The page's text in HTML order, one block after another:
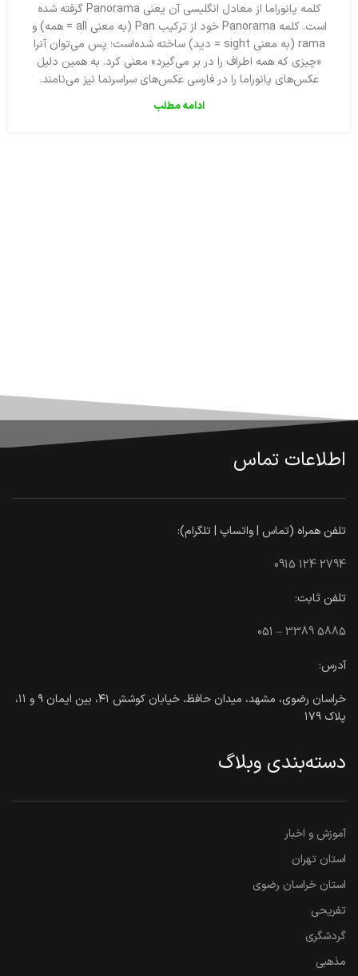
کلمه پانوراما از معادل انگلیسی آن یعنی Panorama گرفته شده‌
است. کلمه Panorama خود از ترکیب Pan (به معنی all = همه) و
rama (به معنی sight = دید) ساخته شده‌است؛ پس می‌توان آنرا
«چیزی که همه اطراف را در بر می‌گیرد» معنی کرد. به همین دلیل
عکس‌های پانوراما را در فارسی عکس‌های سراسرنما نیز می‌نامند.
ادامه مطلب
اطلاعات تماس
تلفن همراه (تماس | واتساپ | تلگرام):
0915 124 2794
تلفن ثابت:
051 – 3389 5885
آدرس:
خراسان رضوی، مشهد، میدان حافظ، خیابان کوشش ۴۱، بین ایمان ۹ و ۱۱،
پلاک ۱۷۹
دسته‌بندی وبلاگ
آموزش و اخبار
استان تهران
استان خراسان رضوی
تفریحی
گردشگری
مذهبی